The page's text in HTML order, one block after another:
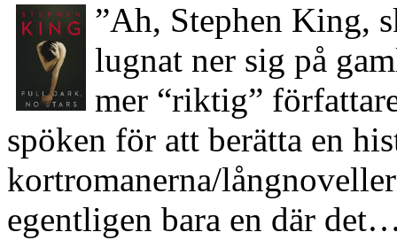
”Ah, Stephen King,
lugnat ner sig på
mer “riktig”
spöken för att berätta en
kortromanerna/
egentligen bara en där